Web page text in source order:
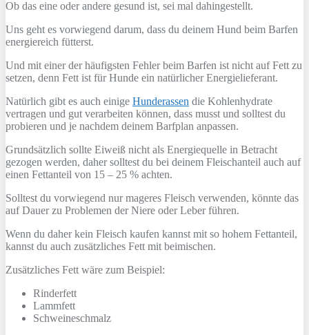
Ob das eine oder andere gesund ist, sei mal dahingestellt.
Uns geht es vorwiegend darum, dass du deinem Hund beim Barfen
energiereich fütterst.
Und mit einer der häufigsten Fehler beim Barfen ist nicht auf Fett zu
setzen, denn Fett ist für Hunde ein natürlicher Energielieferant.
Natürlich gibt es auch einige Hunderassen die Kohlenhydrate
vertragen und gut verarbeiten können, dass musst und solltest du
probieren und je nachdem deinem Barfplan anpassen.
Grundsätzlich sollte Eiweiß nicht als Energiequelle in Betracht
gezogen werden, daher solltest du bei deinem Fleischanteil auch auf
einen Fettanteil von 15 – 25 % achten.
Solltest du vorwiegend nur mageres Fleisch verwenden, könnte das
auf Dauer zu Problemen der Niere oder Leber führen.
Wenn du daher kein Fleisch kaufen kannst mit so hohem Fettanteil,
kannst du auch zusätzliches Fett mit beimischen.
Zusätzliches Fett wäre zum Beispiel:
Rinderfett
Lammfett
Schweineschmalz